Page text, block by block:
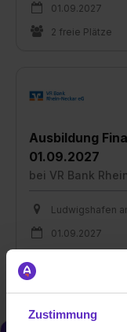
Zustimmung
01.09.2027
2 freie Plätze
Ausbildung
01.09.2027
bei VR Bank
Ludwigshafen
01.09.2027